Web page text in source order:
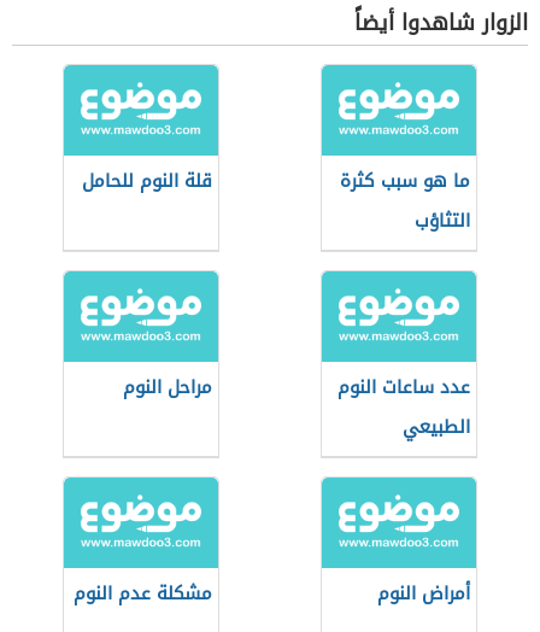
الزوار شاهدوا أيضاً
ما هو سبب كثرة
التثاؤب
قلة النوم للحامل
عدد ساعات النوم
الطبيعي
مراحل النوم
أمراض النوم مشكلة عدم النوم